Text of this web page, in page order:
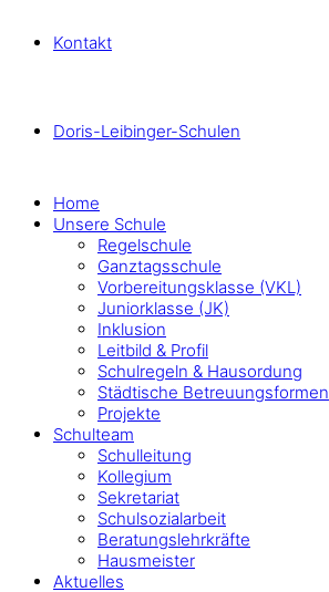
Kontakt
Doris-Leibinger-Schulen
Home
Unsere Schule
Regelschule
Ganztagsschule
Vorbereitungsklasse (VKL)
Juniorklasse (JK)
Inklusion
Leitbild & Profil
Schulregeln & Hausordung
Städtische Betreuungsformen
Projekte
Schulteam
Schulleitung
Kollegium
Sekretariat
Schulsozialarbeit
Beratungslehrkräfte
Hausmeister
Aktuelles